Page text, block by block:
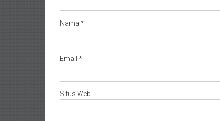
Nama *
Email *
Situs Web